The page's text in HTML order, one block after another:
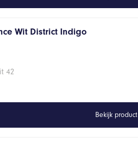
Wit District Indigo
42
Bekijk product